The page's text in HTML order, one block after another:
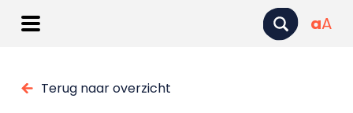
aA
Terug naar overzicht